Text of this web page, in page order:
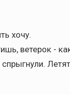
хочу.
ветерок -